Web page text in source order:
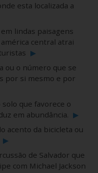
esta localizada a
lindas paisagens
américa central atrai
▶
ou o número que se
por si mesmo e por
solo que favorece o
em abundância. ▶
acento da bicicleta ou
▶
de Salvador que
com Michael Jackson